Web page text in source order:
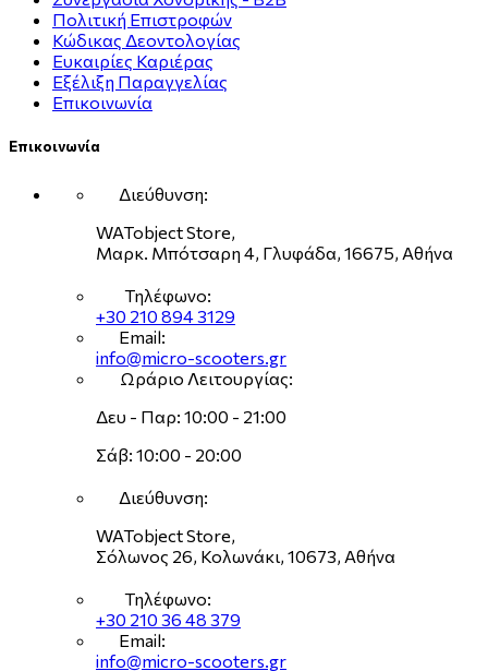
Πολιτική Επιστροφών
Κώδικας Δεοντολογίας
Ευκαιρίες Καριέρας
Εξέλιξη Παραγγελίας
Επικοινωνία
Επικοινωνία
Διεύθυνση:
WATobject Store,
Μαρκ. Μπότσαρη 4, Γλυφάδα, 16675, Αθήνα
Τηλέφωνο:
+30 210 894 3129
Email:
info@micro-scooters.gr
Ωράριο Λειτουργίας:
Δευ - Παρ: 10:00 - 21:00
Σάβ: 10:00 - 20:00
Διεύθυνση:
WATobject Store,
Σόλωνος 26, Κολωνάκι, 10673, Αθήνα
Τηλέφωνο:
+30 210 36 48 379
Email:
info@micro-scooters.gr